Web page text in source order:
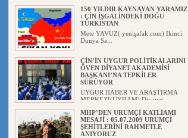
150 YILDIR KAYNAYAN YARAMIZ
: ÇİN İŞGALİNDEKİ DOĞU
TÜRKİSTAN
Mete YAVUZ( yenişafak.com) İkinci
Dünya Sa...
ÇİN’İN UYGUR POLİTİKALARINI
ÖVEN DİYANET AKADEMİSİ
BAŞKANI’NA TEPKİLER
SÜRÜYOR
UYGUR HABER VE ARAŞTIRMA
MERKEZİ(UYHAM) Diyanet
MHP’DEN URUMÇİ KATLİAMI
MESAJİ : 05.07.2009 URUMÇİ
ŞEHİTLERİNİ RAHMETLE
ANIYORUZ